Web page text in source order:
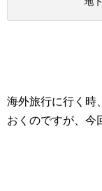
海外旅行に行く時
おくのですが、今